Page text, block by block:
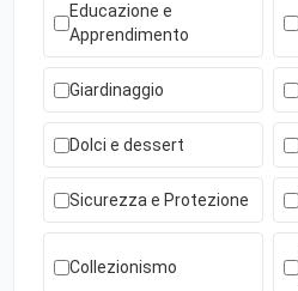
Educazione e
Apprendimento
Giardinaggio
Dolci e dessert
Sicurezza e Protezione
Collezionismo